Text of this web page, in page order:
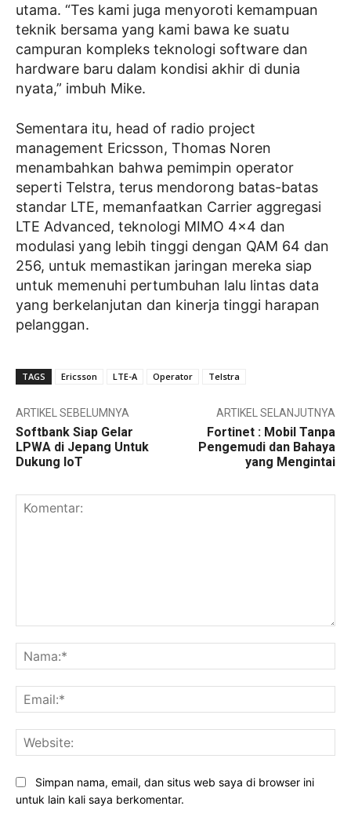
utama. “Tes kami juga menyoroti kemampuan
teknik bersama yang kami bawa ke suatu
campuran kompleks teknologi software dan
hardware baru dalam kondisi akhir di dunia
nyata,” imbuh Mike.
Sementara itu, head of radio project
management Ericsson, Thomas Noren
menambahkan bahwa pemimpin operator
seperti Telstra, terus mendorong batas-batas
standar LTE, memanfaatkan Carrier aggregasi
LTE Advanced, teknologi MIMO 4×4 dan
modulasi yang lebih tinggi dengan QAM 64 dan
256, untuk memastikan jaringan mereka siap
untuk memenuhi pertumbuhan lalu lintas data
yang berkelanjutan dan kinerja tinggi harapan
pelanggan.
TAGS Ericsson LTE-A Operator Telstra
ARTIKEL SEBELUMNYA
Softbank Siap Gelar
LPWA di Jepang Untuk
Dukung IoT
ARTIKEL SELANJUTNYA
Fortinet : Mobil Tanpa
Pengemudi dan Bahaya
yang Mengintai
Simpan nama, email, dan situs web saya di browser ini
untuk lain kali saya berkomentar.